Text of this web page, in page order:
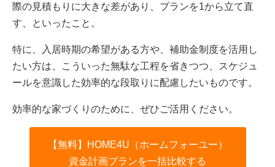
際の見積もりに大きな差があり、プランを1から立て直
す、といったこと。
特に、入居時期の希望がある方や、補助金制度を活用し
たい方は、こういった無駄な工程を省きつつ、スケジュ
ールを意識した効率的な段取りに配慮したいものです。
効率的な家づくりのために、ぜひご活用ください。
【無料】HOME4U（ホームフォーユー）
資金計画プランを一括比較する